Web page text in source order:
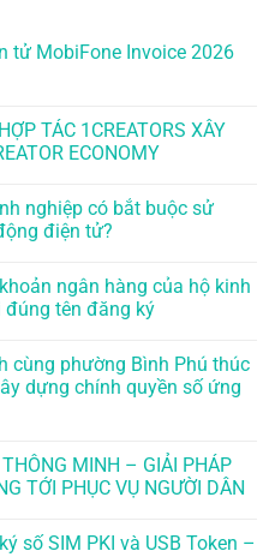
tử MobiFone Invoice 2026
TÁC 1CREATORS XÂY
ECONOMY
nghiệp có bắt buộc sử
điện tử?
ngân hàng của hộ kinh
tên đăng ký
cùng phường Bình Phú thúc
dựng chính quyền số ứng
MINH – GIẢI PHÁP
TỚI PHỤC VỤ NGƯỜI DÂN
số SIM PKI và USB Token –